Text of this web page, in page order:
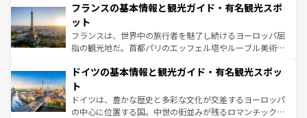
ませてくれるイタリアで、忘れられない旅をしてみよう！
なお、新着のイタリア情報は
しい。
文化が根付くこの国では、情熱的なフラメンコ、熱気あふ
れる闘牛、そして美味しいタパスが生活の一部となってい
る。首都マドリードの洗練された雰囲気や、バルセロナの
アートに溢れた街角から、地方では古代ローマ遺跡や中世
せる。地方によって風土や気候が異なるスペインはその個
ンテンツ一覧 を参照してほしい。
フランスの基本情報と観光ガイド・有名観光スポ
ット
フランスは、世界中の旅行者を魅了し続けるヨーロッパ屈
指の観光地だ。首都パリのエッフェル塔やルーブル美術館
で、幅広い魅力が詰まっている。華麗な宮殿、歴史的な大
聖堂、美しいビーチ、そして豊かな自然が、訪れる者を心
から魅了する。また、フランスは美食の国としても知ら
れ、フランス料理はユネスコ無形文化遺産にも登録されて
ドイツの基本情報と観光ガイド・有名観光スポッ
ト
ドイツは、豊かな歴史と多彩な文化が交差するヨーロッパ
の中心に位置する国。中世の街並みが残るロマンチック街